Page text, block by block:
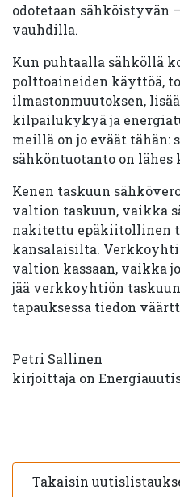
odotetaan sähköistyvän
vauhdilla.
Kun puhtaalla sähköllä
polttoaineiden käyttöä,
ilmastonmuutoksen,
kilpailukykyä ja
meillä on jo eväät tähän:
sähköntuotanto on lähes
Kenen taskuun
valtion taskuun, vaikka
nakitettu epäkiitollinen
kansalaisilta.
valtion kassaan, vaikka
jää verkkoyhtiön
tapauksessa tiedon
Petri Sallinen
kirjoittaja on
Takaisin